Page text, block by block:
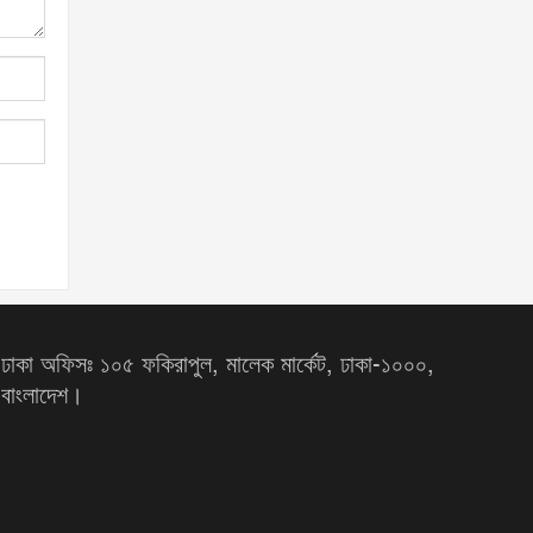
ঢাকা অফিসঃ ১০৫ ফকিরাপুল, মালেক মার্কেট, ঢাকা-১০০০,
বাংলাদেশ।